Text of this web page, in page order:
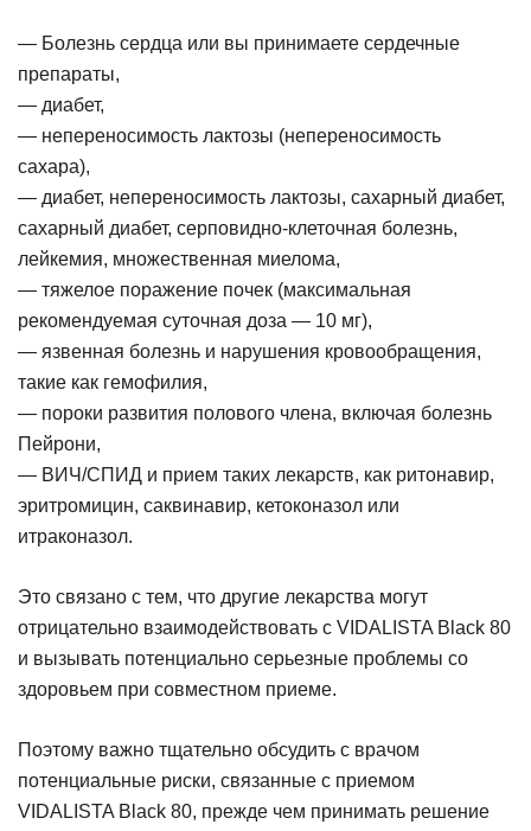
— Болезнь сердца или вы принимаете сердечные
препараты,
— диабет,
— непереносимость лактозы (непереносимость
сахара),
— диабет, непереносимость лактозы, сахарный диабет,
сахарный диабет, серповидно-клеточная болезнь,
лейкемия, множественная миелома,
— тяжелое поражение почек (максимальная
рекомендуемая суточная доза — 10 мг),
— язвенная болезнь и нарушения кровообращения,
такие как гемофилия,
— пороки развития полового члена, включая болезнь
Пейрони,
— ВИЧ/СПИД и прием таких лекарств, как ритонавир,
эритромицин, саквинавир, кетоконазол или
итраконазол.
Это связано с тем, что другие лекарства могут
отрицательно взаимодействовать с VIDALISTA Black 80
и вызывать потенциально серьезные проблемы со
здоровьем при совместном приеме.
Поэтому важно тщательно обсудить с врачом
потенциальные риски, связанные с приемом
VIDALISTA Black 80, прежде чем принимать решение